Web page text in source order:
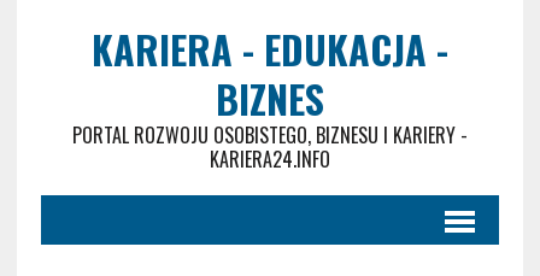
KARIERA - EDUKACJA -
BIZNES
PORTAL ROZWOJU OSOBISTEGO, BIZNESU I KARIERY -
KARIERA24.INFO